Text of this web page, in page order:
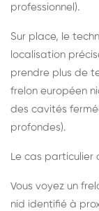
professionnel).
Sur place, le
localisation
prendre plus de
frelon européen
des cavités
profondes).
Le cas particulier
Vous voyez un
nid identifié à